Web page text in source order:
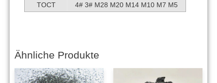
TOCT
4# 3# M28 M20 M14 M10 M7 M5
Ähnliche Produkte